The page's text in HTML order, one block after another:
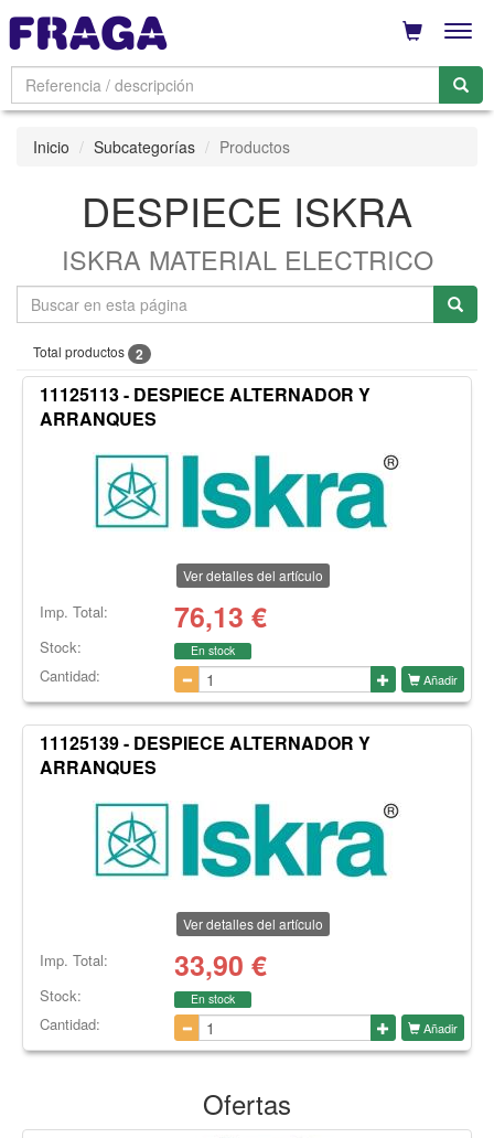
Inicio Subcategorías Productos
DESPIECE ISKRA
ISKRA MATERIAL ELECTRICO
Total productos 2
11125113 - DESPIECE ALTERNADOR Y
ARRANQUES
Ver detalles del artículo
Imp. Total: 76,13 €
Stock: En stock
Cantidad: Añadir
11125139 - DESPIECE ALTERNADOR Y
ARRANQUES
Ver detalles del artículo
Imp. Total: 33,90 €
Stock: En stock
Cantidad: Añadir
Ofertas